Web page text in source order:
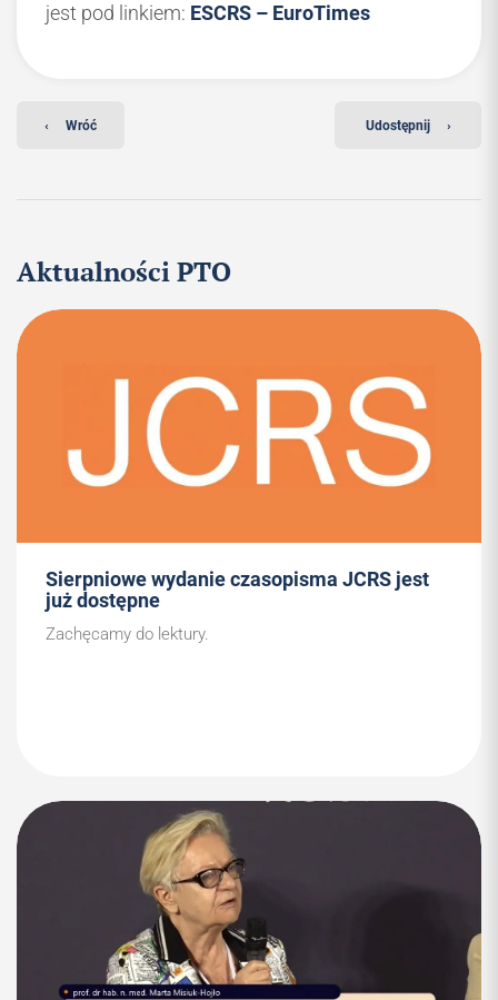
jest pod linkiem: ESCRS – EuroTimes
‹ Wróć Udostępnij ›
Aktualności PTO
Sierpniowe wydanie czasopisma JCRS jest
już dostępne
Zachęcamy do lektury.